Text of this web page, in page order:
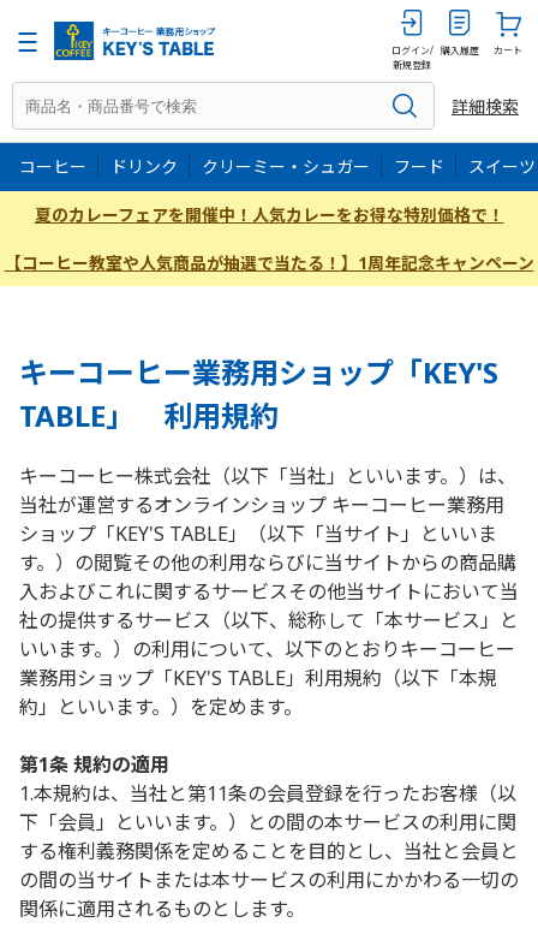
ログイン/
新規登録
購入履歴 カート
詳細検索
コーヒー ドリンク クリーミー・シュガー フード スイーツ
夏のカレーフェアを開催中！人気カレーをお得な特別価格で！
【コーヒー教室や人気商品が抽選で当たる！】1周年記念キャンペーン
キーコーヒー業務用ショップ「KEY'S
TABLE」 利用規約
キーコーヒー株式会社（以下「当社」といいます。）は、
当社が運営するオンラインショップ キーコーヒー業務用
ショップ「KEY'S TABLE」（以下「当サイト」といいま
す。）の閲覧その他の利用ならびに当サイトからの商品購
入およびこれに関するサービスその他当サイトにおいて当
社の提供するサービス（以下、総称して「本サービス」と
いいます。）の利用について、以下のとおりキーコーヒー
業務用ショップ「KEY'S TABLE」利用規約（以下「本規
約」といいます。）を定めます。
第1条 規約の適用
1.本規約は、当社と第11条の会員登録を行ったお客様（以
下「会員」といいます。）との間の本サービスの利用に関
する権利義務関係を定めることを目的とし、当社と会員と
の間の当サイトまたは本サービスの利用にかかわる一切の
関係に適用されるものとします。